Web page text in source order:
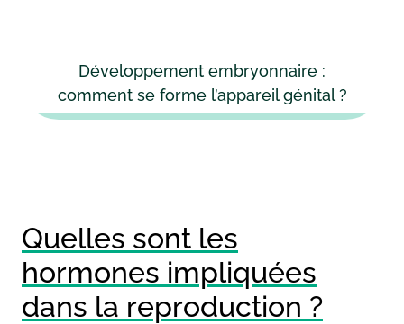
Développement embryonnaire :
comment se forme l’appareil génital ?
Quelles sont les
hormones impliquées
dans la reproduction ?